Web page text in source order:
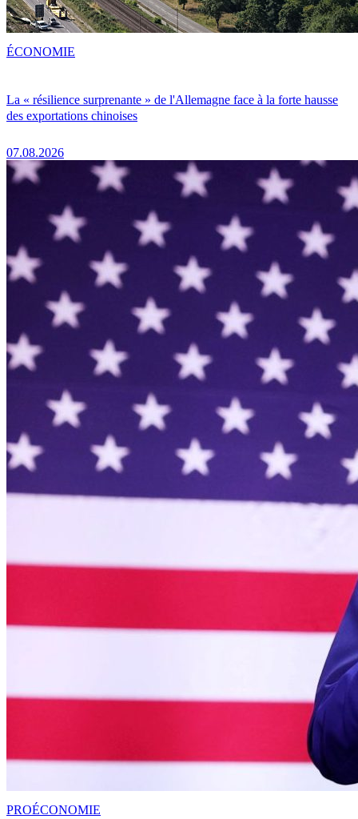
La « résilience surprenante » de l'Allemagne face à la forte hausse
des exportations chinoises
07.08.2026
ÉCONOMIE
PROÉCONOMIE